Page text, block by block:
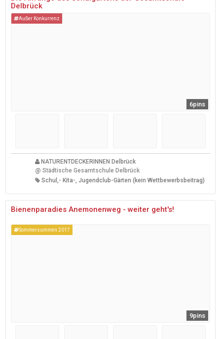
Delbrück
Außer Konkurrenz
6pins
NATURENTDECKERINNEN Delbrück
@ Städtische Gesamtschule Delbrück
Schul,- Kita-, Jugendclub-Gärten (kein Wettbewerbsbeitrag)
Bienenparadies Anemonenweg - weiter geht's!
Sommersummen 2017
9pins